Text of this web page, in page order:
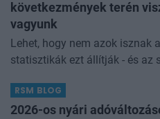
következmények terén
vagyunk
Lehet, hogy nem azok isznak
statisztikák ezt állítják - és az
Kevesebb alkoholt iszunk
RSM BLOG
2026-os nyári